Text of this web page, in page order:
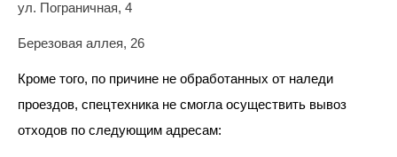
юридических
лиц
по
платежным
(неполучение,
смена
ул. Пограничная, 4
Березовая аллея, 26
Кроме того, по причине не обработанных от наледи
проездов, спецтехника не смогла осуществить вывоз
отходов по следующим адресам: